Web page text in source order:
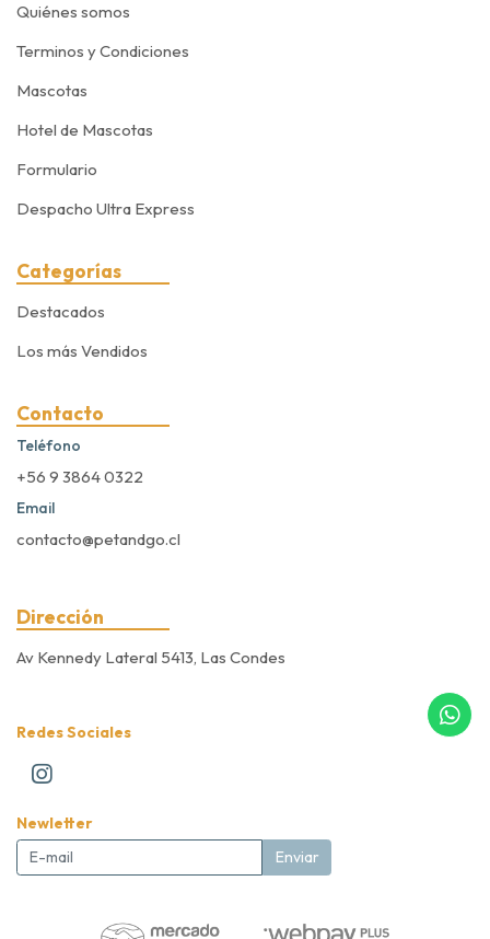
Quiénes somos
Terminos y Condiciones
Mascotas
Hotel de Mascotas
Formulario
Despacho Ultra Express
Categorías
Destacados
Los más Vendidos
Contacto
Teléfono
+56 9 3864 0322
Email
contacto@petandgo.cl
Dirección
Av Kennedy Lateral 5413, Las Condes
Redes Sociales
Newletter
Enviar